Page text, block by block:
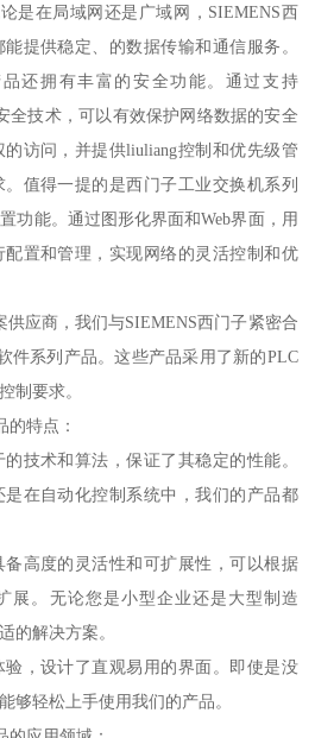
是在局域网还是广域网，SIEMENS西
提供稳定、的数据传输和通信服务。
还拥有丰富的安全功能。通过支持
全技术，可以有效保护网络数据的安全
访问，并提供liuliang控制和优先级管
值得一提的是西门子工业交换机系列
功能。通过图形化界面和Web界面，用
置和管理，实现网络的灵活控制和优
商，我们与SIEMENS西门子紧密合
件系列产品。这些产品采用了新的PLC
制要求。
的特点：
技术和算法，保证了其稳定的性能。
在自动化控制系统中，我们的产品都
高度的灵活性和可扩展性，可以根据
展。无论您是小型企业还是大型制造
的解决方案。
，设计了直观易用的界面。即使是没
够轻松上手使用我们的产品。